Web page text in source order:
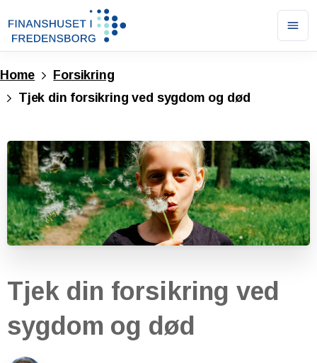
Home
Forsikring
Tjek din forsikring ved sygdom og død
Tjek din forsikring ved
sygdom og død